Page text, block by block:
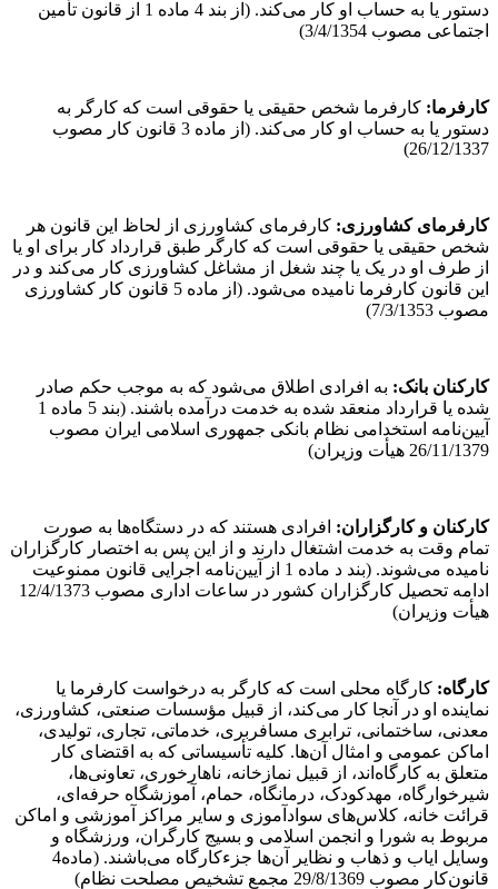
دستور یا به حساب او کار می‌کند. (از بند 4 ماده 1 از قانون تأمین
اجتماعی مصوب 3/4/1354)
کارفرما: کارفرما شخص حقیقی یا حقوقی است که کارگر به
دستور یا به حساب او کار می‌کند. (از ماده 3 قانون کار مصوب
26/12/1337)
کارفرمای کشاورزی: کارفرمای کشاورزی از لحاظ این قانون هر
شخص حقیقی یا حقوقی است که کارگر طبق قرارداد کار برای او یا
از طرف او در یک یا چند شغل از مشاغل کشاورزی کار می‌کند و در
این قانون کارفرما نامیده می‌شود. (از ماده 5 قانون کار کشاورزی
مصوب 7/3/1353)
کارکنان بانک: به افرادی اطلاق می‌شود که به موجب حکم صادر
شده یا قرارداد منعقد شده به خدمت درآمده باشند. (بند 5 ماده 1
آیین‌نامه استخدامی نظام بانکی جمهوری اسلامی ایران مصوب
26/11/1379 هیأت وزیران)
کارکنان و کارگزاران: افرادی هستند که در دستگاه‌ها به صورت
تمام وقت به خدمت اشتغال دارند و از این پس به اختصار کارگزاران
نامیده می‌شوند. (بند د ماده 1 از آیین‌نامه اجرایی قانون ممنوعیت
ادامه تحصیل کارگزاران کشور در ساعات اداری مصوب 12/4/1373
هیأت وزیران)
کارگاه: کارگاه محلی است که کارگر به درخواست کارفرما یا
نماینده او در آنجا کار می‌کند، از قبیل مؤسسات صنعتی، کشاورزی،
معدنی، ساختمانی، ترابری مسافربری، خدماتی، تجاری، تولیدی،
اماکن عمومی و امثال آن‌ها. کلیه تأسیساتی که به اقتضای کار
متعلق به کارگاه‌اند، از قبیل نمازخانه، ناهارخوری، تعاونی‌ها،
شیرخوارگاه، مهدکودک، درمانگاه، حمام، آموزشگاه حرفه‌ای،
قرائت خانه، کلاس‌های سوادآموزی و سایر مراکز آموزشی و اماکن
مربوط به شورا و انجمن اسلامی و بسیج کارگران، ورزشگاه و
وسایل ایاب و ذهاب و نظایر آن‌ها جزءکارگاه می‌باشند. (ماده4
قانون‌کار مصوب 29/8/1369 مجمع تشخیص مصلحت نظام)